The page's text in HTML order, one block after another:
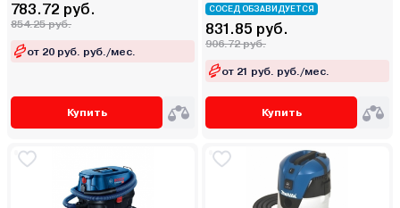
783.72 руб.
854.25 руб.
от 20 руб. руб./мес.
Купить
СОСЕД ОБЗАВИДУЕТСЯ
831.85 руб.
906.72 руб.
от 21 руб. руб./мес.
Купить